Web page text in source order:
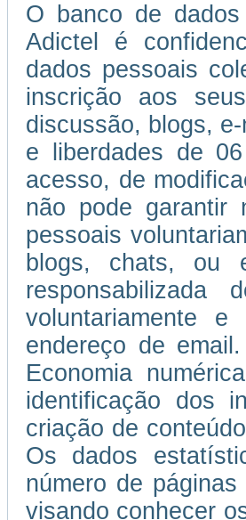
O banco de
Adictel é
dados pessoais
inscrição aos
discussão, blogs,
e liberdades de
acesso, de
não pode garantir
pessoais
blogs, chats, ou
voluntariamente
endereço de
Economia
identificação dos
criação de
Os dados
número de
visando conhecer